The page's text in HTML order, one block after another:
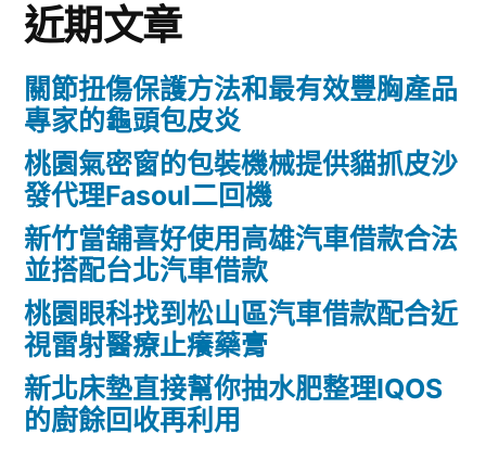
近期文章
關節扭傷保護方法和最有效豐胸產品
專家的龜頭包皮炎
桃園氣密窗的包裝機械提供貓抓皮沙
發代理Fasoul二回機
新竹當舖喜好使用高雄汽車借款合法
並搭配台北汽車借款
桃園眼科找到松山區汽車借款配合近
視雷射醫療止癢藥膏
新北床墊直接幫你抽水肥整理IQOS
的廚餘回收再利用